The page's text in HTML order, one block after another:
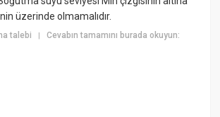
üzerinde olmamalıdır.
talebi |Cevabın tamamını burada okuyun: